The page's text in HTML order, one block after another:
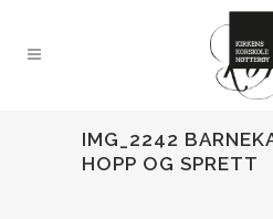
IMG_2242
HOPP OG SPRETT